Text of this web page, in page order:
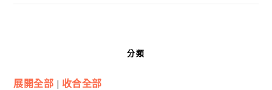
分類
展開全部 | 收合全部